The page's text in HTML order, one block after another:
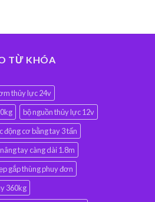
TỪ KHÓA
thủy lực 24v
bộ nguồn thủy lực 12v
động cơ bằng tay 3 tấn
tay càng dài 1.8m
gắp thùng phuy đơn
360kg